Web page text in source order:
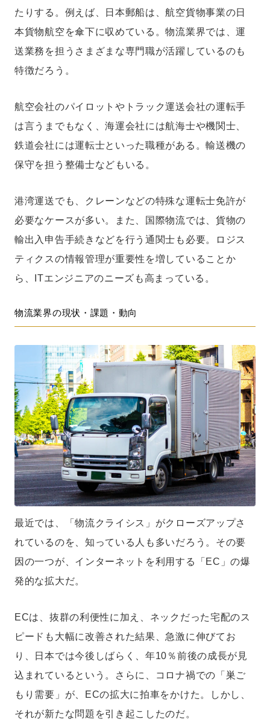
たりする。例えば、日本郵船は、航空貨物事業の日
本貨物航空を傘下に収めている。物流業界では、運
送業務を担うさまざまな専門職が活躍しているのも
特徴だろう。
航空会社のパイロットやトラック運送会社の運転手
は言うまでもなく、海運会社には航海士や機関士、
鉄道会社には運転士といった職種がある。輸送機の
保守を担う整備士などもいる。
港湾運送でも、クレーンなどの特殊な運転士免許が
必要なケースが多い。また、国際物流では、貨物の
輸出入申告手続きなどを行う通関士も必要。ロジス
ティクスの情報管理が重要性を増していることか
ら、ITエンジニアのニーズも高まっている。
物流業界の現状・課題・動向
最近では、「物流クライシス」がクローズアップさ
れているのを、知っている人も多いだろう。その要
因の一つが、インターネットを利用する「EC」の爆
発的な拡大だ。
ECは、抜群の利便性に加え、ネックだった宅配のス
ピードも大幅に改善された結果、急激に伸びてお
り、日本では今後しばらく、年10％前後の成長が見
込まれているという。さらに、コロナ禍での「巣ご
もり需要」が、ECの拡大に拍車をかけた。しかし、
それが新たな問題を引き起こしたのだ。